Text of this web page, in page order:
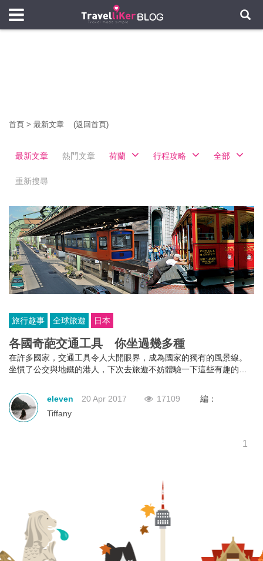
首頁 > 最新文章 (返回首頁)
最新文章 熱門文章 荷蘭 行程攻略 全部
重新搜尋
旅行趣事 全球旅遊 日本
各國奇葩交通工具 你坐過幾多種
在許多國家，交通工具令人大開眼界，成為國家的獨有的風景線。
坐慣了公交與地鐵的港人，下次去旅遊不妨體驗一下這些有趣的運
eleven
20 Apr 2017 17109
編：
Tiffany
1